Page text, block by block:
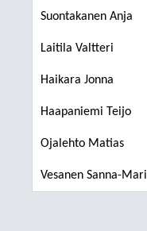
Suontakanen Anja
Laitila Valtteri
Haikara Jonna
Haapaniemi Teijo
Ojalehto Matias
Vesanen Sanna-Mari